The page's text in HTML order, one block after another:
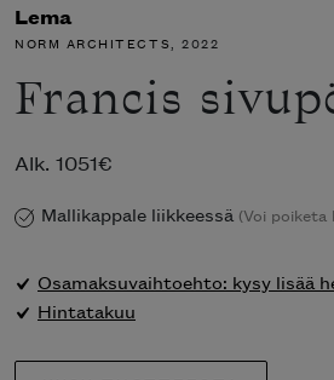
Lema
NORM ARCHITECTS, 2022
Francis
Alk. 1051€
Mallikappale liikkeessä (Voi
Osamaksuvaihtoehto: kysy lisää
Hintatakuu